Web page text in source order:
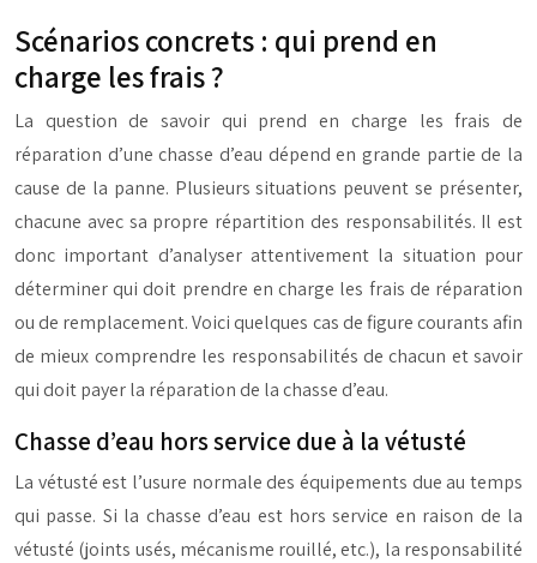
Scénarios concrets : qui prend en
charge les frais ?
La question de savoir qui prend en charge les frais de
réparation d’une chasse d’eau dépend en grande partie de la
cause de la panne. Plusieurs situations peuvent se présenter,
chacune avec sa propre répartition des responsabilités. Il est
donc important d’analyser attentivement la situation pour
déterminer qui doit prendre en charge les frais de réparation
ou de remplacement. Voici quelques cas de figure courants afin
de mieux comprendre les responsabilités de chacun et savoir
qui doit payer la réparation de la chasse d’eau.
Chasse d’eau hors service due à la vétusté
La vétusté est l’usure normale des équipements due au temps
qui passe. Si la chasse d’eau est hors service en raison de la
vétusté (joints usés, mécanisme rouillé, etc.), la responsabilité